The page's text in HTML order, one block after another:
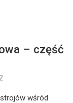
– część
wśród